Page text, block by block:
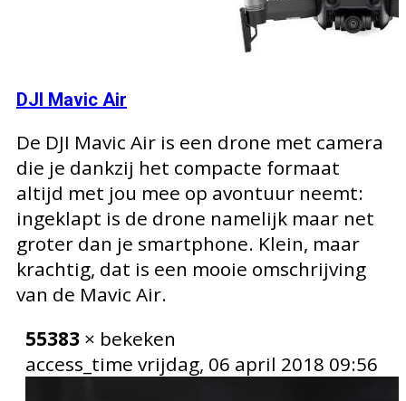
DJI Mavic Air
De DJI Mavic Air is een drone met camera
die je dankzij het compacte formaat
altijd met jou mee op avontuur neemt:
ingeklapt is de drone namelijk maar net
groter dan je smartphone. Klein, maar
krachtig, dat is een mooie omschrijving
van de Mavic Air.
55383 × bekeken
access_time vrijdag, 06 april 2018 09:56